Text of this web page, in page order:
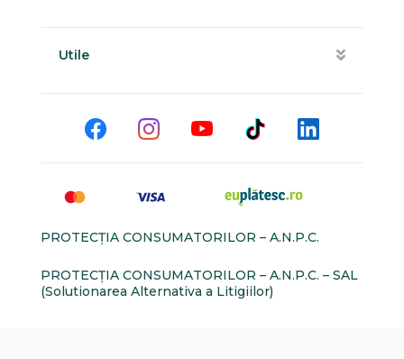
Utile
PROTECŢIA CONSUMATORILOR – A.N.P.C.
PROTECŢIA CONSUMATORILOR – A.N.P.C. – SAL
(Solutionarea Alternativa a Litigiilor)